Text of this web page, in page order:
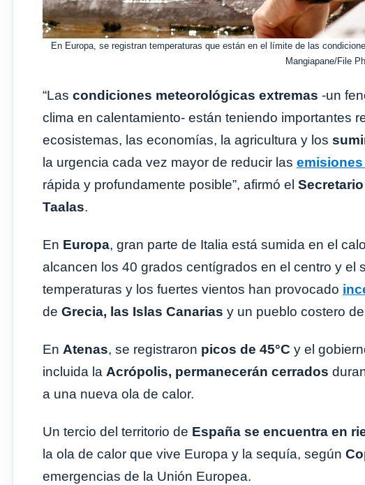
En Europa, se registran temperaturas que están en el límite de las
Mangiapane/File
“Las condiciones meteorológicas extremas -un
clima en calentamiento- están teniendo importantes
ecosistemas, las economías, la agricultura y los
la urgencia cada vez mayor de reducir las
rápida y profundamente posible”, afirmó el
Taalas.
En Europa, gran parte de Italia está sumida en el
alcancen los 40 grados centígrados en el centro y el
temperaturas y los fuertes vientos han provocado
de Grecia, las Islas Canarias y un pueblo costero de
En Atenas, se registraron picos de 45°C y el
incluida la Acrópolis, permanecerán cerrados
a una nueva ola de calor.
Un tercio del territorio de España se encuentra en
la ola de calor que vive Europa y la sequía, según
emergencias de la Unión Europea.